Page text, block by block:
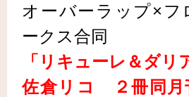
オーバーラップ×フ
ークス合同
「リキューレ＆ダリ
佐倉リコ ２冊同月